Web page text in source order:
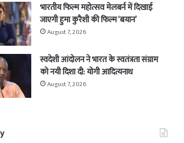
भारतीय फिल्म महोत्सव मेलबर्न में दिखाई
जाएगी हुमा कुरैशी की फिल्म ‘बयान’
August 7, 2026
स्वदेशी आंदोलन ने भारत के स्वतंत्रता संग्राम
को नयी दिशा दी: योगी आदित्यनाथ
August 7, 2026